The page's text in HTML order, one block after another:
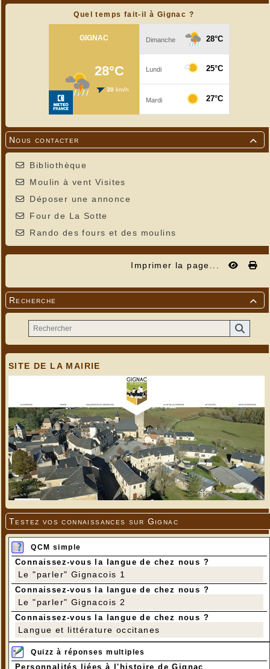
Quel temps fait-il à Gignac ?

Nous contacter
Bibliothèque
Moulin à vent Visites
Déposer une annonce
Four de La Sotte
Rando des fours et des moulins
Imprimer la page...

Recherche
SITE DE LA MAIRIE
Testez vos connaissances sur Gignac
QCM simple
Connaissez-vous la langue de chez nous ?
Le "parler" Gignacois 1
Connaissez-vous la langue de chez nous ?
Le "parler" Gignacois 2
Connaissez-vous la langue de chez nous ?
Langue et littérature occitanes
Quizz à réponses multiples
Personnalités liées à l'histoire de Gignac